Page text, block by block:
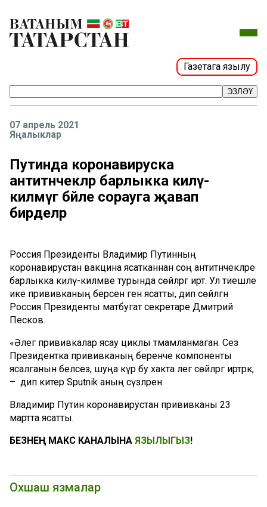
Газетага язылу
ЭЗЛӘҮ
07 апрель 2021
Яңалыклар
Путинда коронавируска
антитәнчекләр барлыкка килү-
килмәүгә бәйле сорауга җавап
бирделәр
Россия Президенты Владимир Путинның
коронавирустан вакцина ясатканнан соң антитәнчекләре
барлыкка килү-килмәве турында сөйләргә иртә. Ул тиешле
ике прививканың берсен генә ясатты, дип сөйләгән
Россия Президенты матбугат секретаре Дмитрий
Песков.
«Әлегә прививкалар ясау циклы тәмамланмаган. Сез
Президентка прививканың беренче компоненты
ясалганын беләсез, шуңа күрә бу хакта әлегә сөйләргә иртәрәк,
– дип китерә Sputnik аның сүзләрен.
Владимир Путин коронавирустан прививканы 23
мартта ясатты.
БЕЗНЕҢ МАКС КАНАЛЫНА ЯЗЫЛЫГЫЗ!
Охшаш язмалар